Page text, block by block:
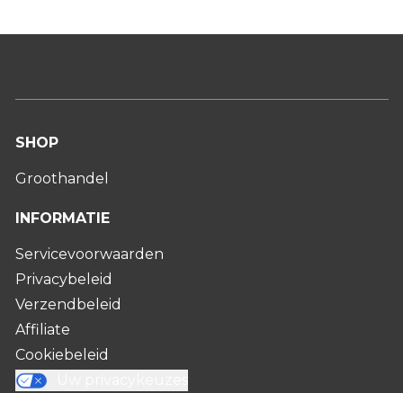
SHOP
Groothandel
INFORMATIE
Servicevoorwaarden
Privacybeleid
Verzendbeleid
Affiliate
Cookiebeleid